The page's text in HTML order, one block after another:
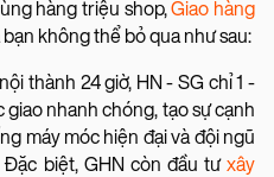
hàng triệu shop,Giao hàng
không thể bỏ qua như sau:
thành 24 giờ, HN - SG chỉ 1 -
nhanh chóng, tạo sự cạnh
máy móc hiện đại và đội ngũ
biệt, GHN còn đầu tưxây